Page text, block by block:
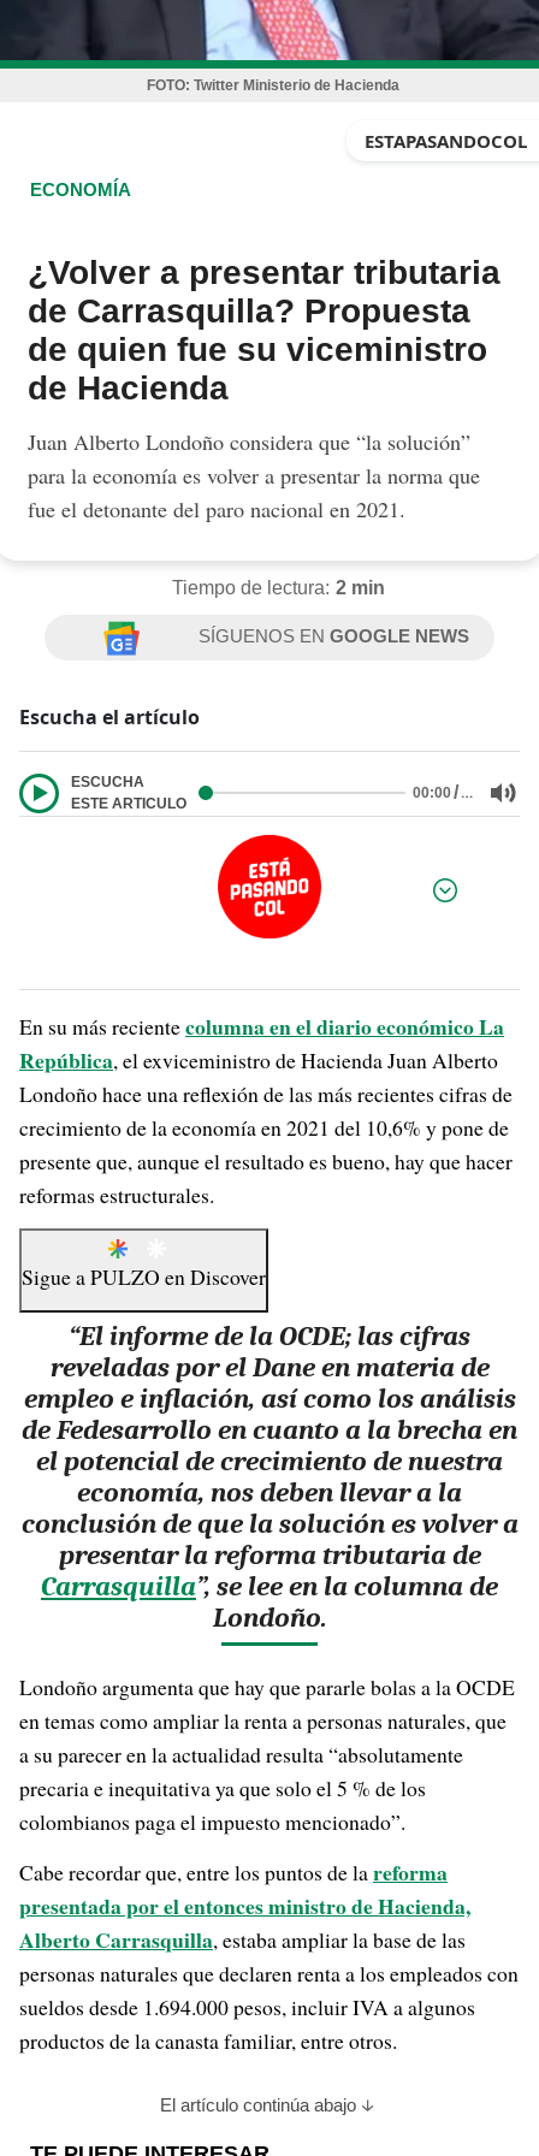
FOTO: Twitter Ministerio de Hacienda
ESTAPASANDOCOL
ECONOMÍA
¿Volver a presentar tributaria
de Carrasquilla? Propuesta
de quien fue su viceministro
de Hacienda
Juan Alberto Londoño considera que “la solución”
para la economía es volver a presentar la norma que
fue el detonante del paro nacional en 2021.
Tiempo de lectura: 2 min
SÍGUENOS ENGOOGLE NEWS
Escucha el artículo
ESCUCHA
ESTE ARTICULO
00:00/…
Por:
En su más recientecolumna en el diario económico La
República, el exviceministro de Hacienda Juan Alberto
Londoño hace una reflexión de las más recientes cifras de
crecimiento de la economía en 2021 del 10,6% y pone de
presente que, aunque el resultado es bueno, hay que hacer
reformas estructurales.
Sigue aPULZO enDiscover
“El informe de la OCDE; las cifras
reveladas por el Dane en materia de
empleo e inflación, así como los análisis
de Fedesarrollo en cuanto a la brecha en
el potencial de crecimiento de nuestra
economía, nos deben llevar a la
conclusión de que la solución es volver a
presentar la reforma tributaria de
Carrasquilla”, se lee en la columna de
Londoño.
Londoño argumenta que hay que pararle bolas a la OCDE
en temas como ampliar la renta a personas naturales, que
a su parecer en la actualidad resulta “absolutamente
precaria e inequitativa ya que solo el 5 % de los
colombianos paga el impuesto mencionado”.
Cabe recordar que, entre los puntos de lareforma
presentada por el entonces ministro de Hacienda,
Alberto Carrasquilla, estaba ampliar la base de las
personas naturales que declaren renta a los empleados con
sueldos desde 1.694.000 pesos, incluir IVA a algunos
productos de la canasta familiar, entre otros.
El artículo continúa abajo